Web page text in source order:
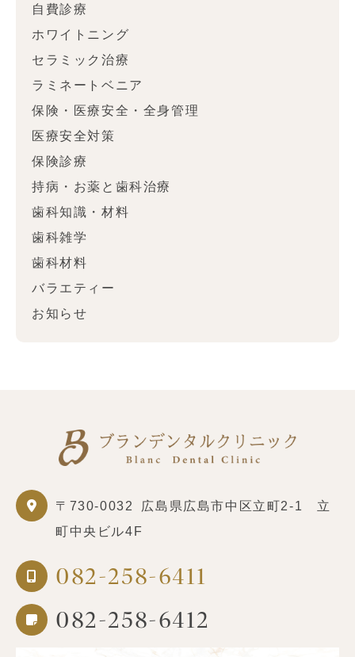
自費診療
ホワイトニング
セラミック治療
ラミネートベニア
保険・医療安全・全身管理
医療安全対策
保険診療
持病・お薬と歯科治療
歯科知識・材料
歯科雑学
歯科材料
バラエティー
お知らせ
〒730-0032
広島県広島市中区立町2-1 立
町中央ビル4F
082-258-6411
082-258-6412